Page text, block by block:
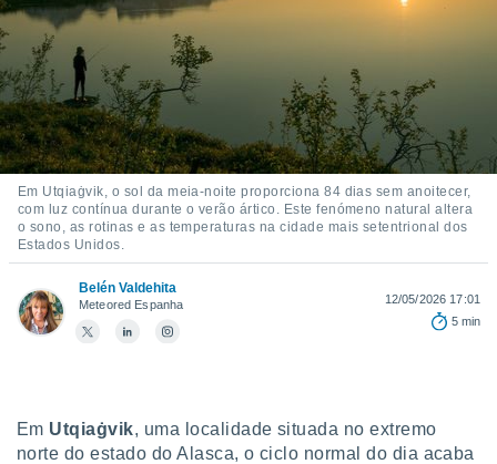
a nossa
de alta
botão
ao
a
todos os
ou
o
e
ACEITAR
E
CONTINUAR
CONFIGURAÇÕES
Em Utqiaġvik, o sol da meia-noite proporciona 84 dias sem anoitecer,
com luz contínua durante o verão ártico. Este fenómeno natural altera
o sono, as rotinas e as temperaturas na cidade mais setentrional dos
Estados Unidos.
Belén Valdehita
Meteored Espanha
12/05/2026 17:01
5 min
Em Utqiaġvik, uma localidade situada no extremo
norte do estado do Alasca, o ciclo normal do dia acaba